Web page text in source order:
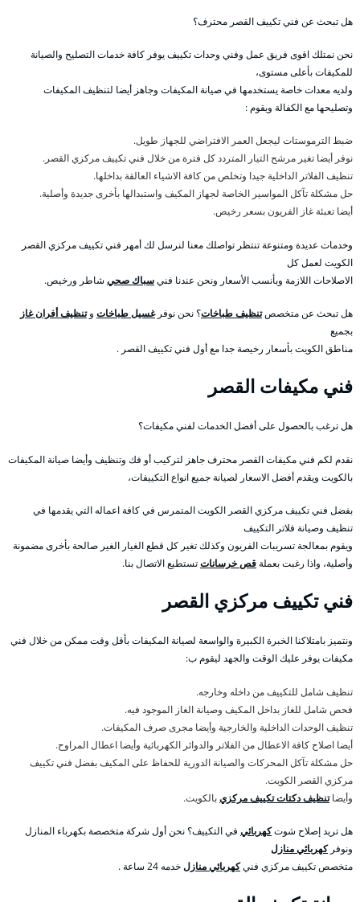
هل تبحث عن فني تكييف القصر محترف؟
نحن نمتلك اقوى فريق عمل وفني وحدات تكييف يوفر كافة خدمات التصليح والصيانة
للمكيفات بأعلى مستوى،
ولديه معدات خاصة يستخدمها في صيانة المكيفات وجاهز أيضا لتنظيف المكيفات
وتصليحها مع الكفالة ويقوم :
ضبط الترموستات ليجعل العمر الافتراضي للجهاز طويل.
نوفر أيضا تغير مرشح التيار المتردد كل فترة من خلال فني تكييف مركزي القصر.
تنظيف الفلاتر الداخلية جيدا وتخلص من كافة الاشياء العالقة بداخلها.
حل مشكلة تآكل المواسير الخاصة لجهاز المكيف واستبدالها بأخرى جديدة وأصلية.
أيضا تعبئة غاز الفريون بسعر رخيص.
وخدمات عديدة ومتنوعة تنتظر تواصلك معنا لنرسل لك أمهر فني تكييف مركزي القصر
الكويت لعمل كل
الاصلاحات اللازمة وبأنسب الأسعار ونحن عندنا فنيسباك صحي شاطر ورخيص.
هل تبحث عن متخصصتنظيف طباخات؟ نحن نوفرغسيل طباخات وتنظيف أفران غاز
بجميع
مناطق الكويت بأسعار رخيصة جدا مع أول فني تكييف القصر .
فني مكيفات القصر
هل ترغب بالحصول على أفضل الخدمات لفني مكيفات؟
نقدم لكم فني مكيفات القصر محترف جاهز لتركيب أو فك وتنظيف وأيضا صيانة المكيفات
بالكويت ويقدم أفضل الاسعار لصيانة جميع انواع التكييفات،
بفضل فني تكييف مركزي القصر الكويت المتمرس في كافة اعماله التي يقدمها في
تنظيف وصيانة فلاتر التكييف
ويقوم بمعالجة تسريبات الفريون وكذلك تغير كل قطع الغيار الغير صالحة بأخرى مضمونة
وأصلية، واذا رغبت بعملةقص خرساناتتستطيع الاتصال بنا.
فني تكييف مركزي القصر
ونتميز بامتلاكنا الخبرة الكبيرة والواسعة لصيانة المكيفات بأقل وقت ممكن من خلال فني
مكيفات يوفر عليك الوقت والجهد ليقوم ب:
تنظيف شامل للتكييف من داخله وخارجه.
فحص شامل للغاز بداخل المكيف وصيانة الغاز الموجود فيه.
تنظيف الوحدات الداخلية والخارجية وأيضا مجرى صرف المكيفات.
أيضا اصلاح كافة الاعطال من الفلاتر والدوائر الكهربائية وأيضا اعطال المراوح.
حل مشكلة تآكل المحركات والصيانة الدورية للحفاظ على المكيف بفضل فني تكييف
مركزي القصر الكويت.
وأيضاتنظيف دكتات تكييف مركزيبالكويت.
هل تريد إصلاح شوتكهربائي في التكييف؟ نحن أول شركة متخصصة بكهرباء المنازل
ونوفركهربائي منازل
متخصص تكييف مركزي فنيكهربائي منازلخدمه 24 ساعة .